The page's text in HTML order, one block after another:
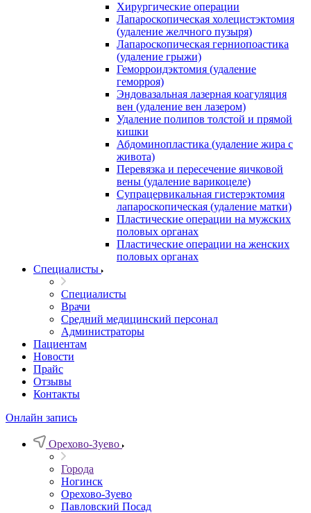
Хирургические операции
Лапароскопическая холецистэктомия
(удаление желчного пузыря)
Лапароскопическая герниопоастика
(удаление грыжи)
Геморроидэктомия (удаление
геморроя)
Эндовазальная лазерная коагуляция
вен (удаление вен лазером)
Удаление полипов толстой и прямой
кишки
Абдоминопластика (удаление жира с
живота)
Перевязка и пересечение яичковой
вены (удаление варикоцеле)
Супрацервикальная гистерэктомия
лапароскопическая (удаление матки)
Пластические операции на мужских
половых органах
Пластические операции на женских
половых органах
Специалисты
Специалисты
Врачи
Средний медицинский персонал
Администраторы
Пациентам
Новости
Прайс
Отзывы
Контакты
Онлайн запись
Орехово-Зуево
Города
Ногинск
Орехово-Зуево
Павловский Посад